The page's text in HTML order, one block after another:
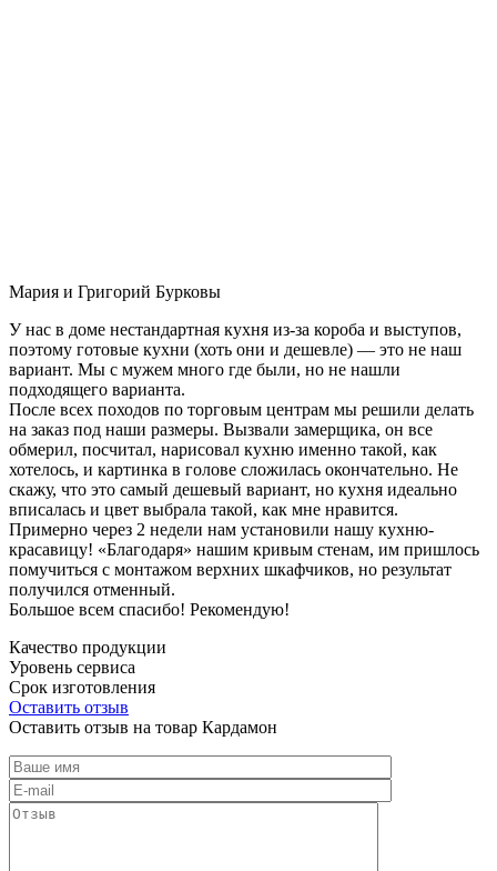
Мария и Григорий Бурковы
У нас в доме нестандартная кухня из-за короба и выступов,
поэтому готовые кухни (хоть они и дешевле) — это не наш
вариант. Мы с мужем много где были, но не нашли
подходящего варианта.
После всех походов по торговым центрам мы решили делать
на заказ под наши размеры. Вызвали замерщика, он все
обмерил, посчитал, нарисовал кухню именно такой, как
хотелось, и картинка в голове сложилась окончательно. Не
скажу, что это самый дешевый вариант, но кухня идеально
вписалась и цвет выбрала такой, как мне нравится.
Примерно через 2 недели нам установили нашу кухню-
красавицу! «Благодаря» нашим кривым стенам, им пришлось
помучиться с монтажом верхних шкафчиков, но результат
получился отменный.
Большое всем спасибо! Рекомендую!
Качество продукции
Уровень сервиса
Срок изготовления
Оставить отзыв
Оставить отзыв на товар Кардамон